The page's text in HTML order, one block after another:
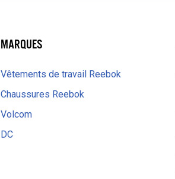
MARQUES
Vêtements de travail Reebok
Chaussures Reebok
Volcom
DC